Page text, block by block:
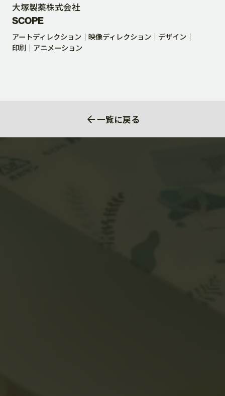
大塚製薬株式会社
SCOPE
アートディレクション 映像ディレクション
デザイン
印刷
アニメーション
一覧に戻る